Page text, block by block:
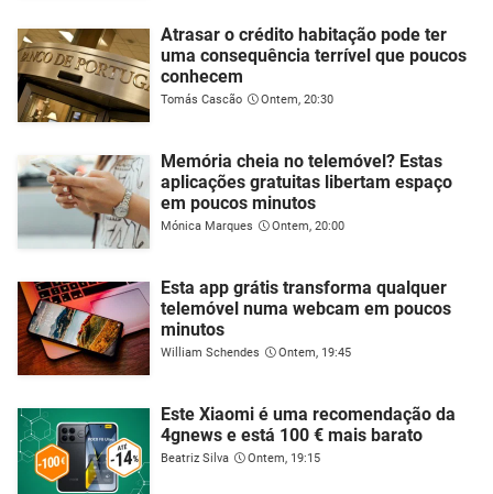
Atrasar o crédito habitação pode ter
uma consequência terrível que poucos
conhecem
Tomás Cascão Ontem, 20:30
Memória cheia no telemóvel? Estas
aplicações gratuitas libertam espaço
em poucos minutos
Mónica Marques Ontem, 20:00
Esta app grátis transforma qualquer
telemóvel numa webcam em poucos
minutos
William Schendes Ontem, 19:45
Este Xiaomi é uma recomendação da
4gnews e está 100 € mais barato
Beatriz Silva Ontem, 19:15